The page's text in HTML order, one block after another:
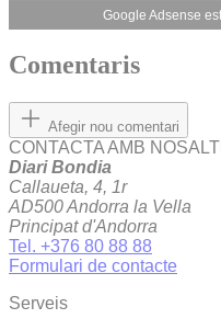
Google Adsense
Comentaris
Afegir nou comentari
CONTACTA AMB
Diari Bondia
Callaueta, 4, 1r
AD500 Andorra la Vella
Principat d'Andorra
Tel. +376 80 88 88
Formulari de contacte
Serveis